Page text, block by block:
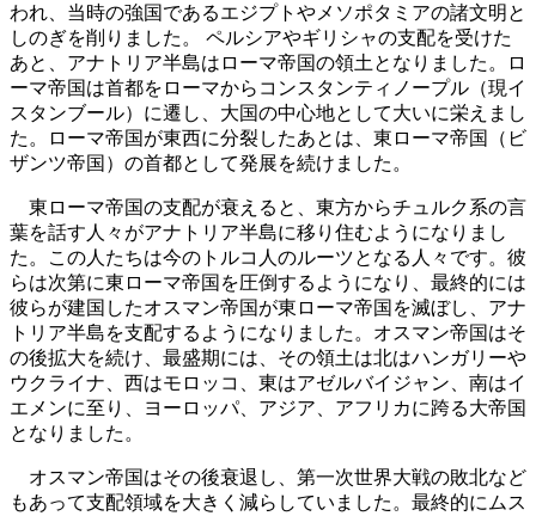
われ、当時の強国であるエジプトやメソポタミアの諸文明と
しのぎを削りました。 ペルシアやギリシャの支配を受けた
あと、アナトリア半島はローマ帝国の領土となりました。ロ
ーマ帝国は首都をローマからコンスタンティノープル（現イ
スタンブール）に遷し、大国の中心地として大いに栄えまし
た。ローマ帝国が東西に分裂したあとは、東ローマ帝国（ビ
ザンツ帝国）の首都として発展を続けました。
東ローマ帝国の支配が衰えると、東方からチュルク系の言
葉を話す人々がアナトリア半島に移り住むようになりまし
た。この人たちは今のトルコ人のルーツとなる人々です。彼
らは次第に東ローマ帝国を圧倒するようになり、最終的には
彼らが建国したオスマン帝国が東ローマ帝国を滅ぼし、アナ
トリア半島を支配するようになりました。オスマン帝国はそ
の後拡大を続け、最盛期には、その領土は北はハンガリーや
ウクライナ、西はモロッコ、東はアゼルバイジャン、南はイ
エメンに至り、ヨーロッパ、アジア、アフリカに跨る大帝国
となりました。
オスマン帝国はその後衰退し、第一次世界大戦の敗北など
もあって支配領域を大きく減らしていました。最終的にムス